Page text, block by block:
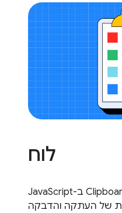
לוח
איך משתמשים ב-Clipboard API ב-JavaScript
של העתקה והדבקה